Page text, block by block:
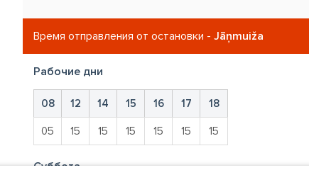
Время отправления от остановки - Jāņmuiža
Рабочие дни
08
05
12
15
14
15
15
15
16
15
17
15
18
15
Суббота